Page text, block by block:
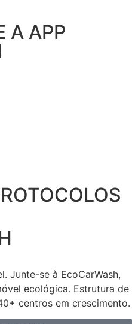
A APP
Junte-se à EcoCarWash,
ecológica. Estrutura de
centros em crescimento.